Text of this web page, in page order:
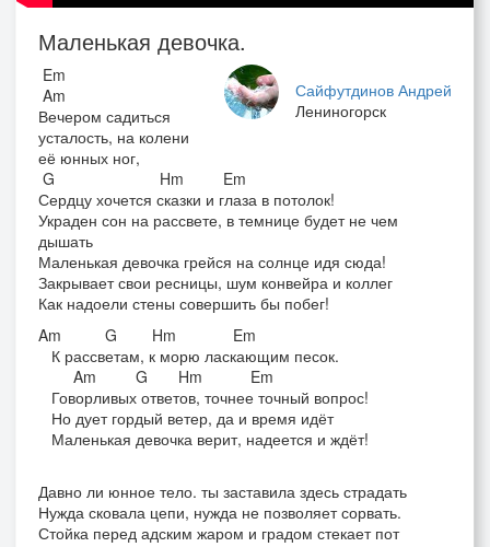
Маленькая девочка.
Сайфутдинов Андрей
Лениногорск
Em
Am
Вечером садиться
усталость, на колени
её юнных ног,
G Hm Em
Сердцу хочется сказки и глаза в потолок!
Украден сон на рассвете, в темнице будет не чем
дышать
Маленькая девочка грейся на солнце идя сюда!
Закрывает свои ресницы, шум конвейра и коллег
Как надоели стены совершить бы побег!
Am G Hm Em
К рассветам, к морю ласкающим песок.
Am G Hm Em
Говорливых ответов, точнее точный вопрос!
Но дует гордый ветер, да и время идёт
Маленькая девочка верит, надеется и ждёт!
Давно ли юнное тело. ты заставила здесь страдать
Нужда сковала цепи, нужда не позволяет сорвать.
Стойка перед адским жаром и градом стекает пот